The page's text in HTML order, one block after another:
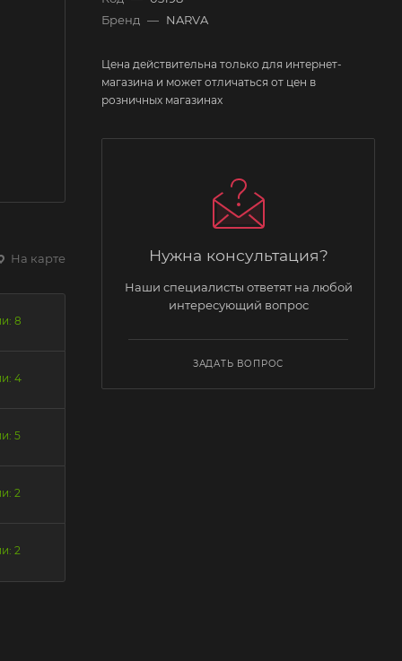
На карте
8
4
5
2
2
Бренд — NARVA
Цена действительна только для интернет-
магазина и может отличаться от цен в
розничных магазинах
Нужна консультация?
Наши специалисты ответят на любой
интересующий вопрос
ЗАДАТЬ ВОПРОС